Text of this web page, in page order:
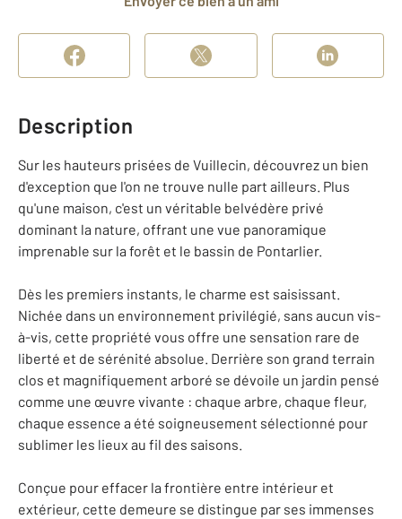
Description
Sur les hauteurs prisées de Vuillecin, découvrez un bien
d'exception que l'on ne trouve nulle part ailleurs. Plus
qu'une maison, c'est un véritable belvédère privé
dominant la nature, offrant une vue panoramique
imprenable sur la forêt et le bassin de Pontarlier.
Dès les premiers instants, le charme est saisissant.
Nichée dans un environnement privilégié, sans aucun vis-
à-vis, cette propriété vous offre une sensation rare de
liberté et de sérénité absolue. Derrière son grand terrain
clos et magnifiquement arboré se dévoile un jardin pensé
comme une œuvre vivante : chaque arbre, chaque fleur,
chaque essence a été soigneusement sélectionné pour
sublimer les lieux au fil des saisons.
Conçue pour effacer la frontière entre intérieur et
extérieur, cette demeure se distingue par ses immenses